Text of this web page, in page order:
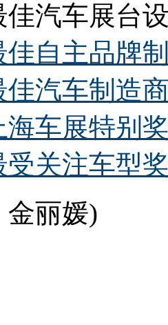
佳汽车展台
佳自主品牌
佳汽车制造
海车展特别
受关注车型
金丽媛)